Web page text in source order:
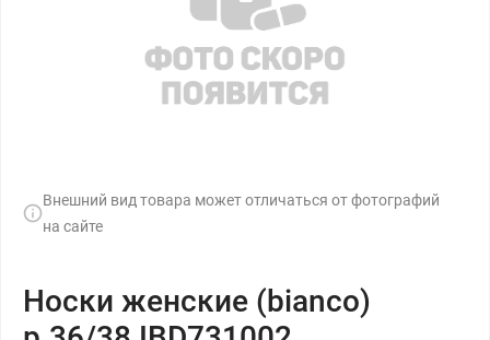
Внешний вид товара может отличаться от фотографий
на сайте
Носки женские (bianco)